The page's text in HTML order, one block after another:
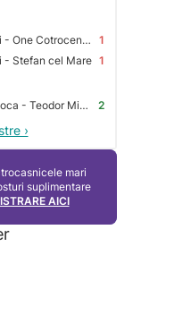
Premium Store Bucuresti - One Cotroceni Park
1
- Stefan cel Mare 1
Premium Store Cluj-Napoca - Teodor Mihali 2
›
mari
suplimentare
AICI